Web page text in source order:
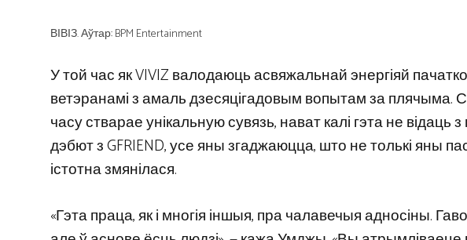
ВІВІЗ. Аўтар: BPM Entertainment
У той час як VIVIZ валодаюць асвяжальнай энергіяй
ветэранамі з амаль дзесяцігадовым вопытам за плячыма.
часу стварае унікальную сувязь, нават калі гэта не
дэбют з GFRIEND, усе яны згаджаюцца, што не толькі яны
істотна змянілася.
«Гэта праца, як і многія іншыя, пра чалавечыя адносіны.